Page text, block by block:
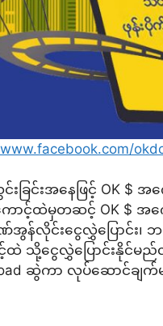
ခြင်းအနေဖြင့် OK $
ာင့်ထဲမှတဆင့် OK $ အက
န်လိုင်းငွေလွှဲပြောင်း၊ ဘ
ထဲ သို့ငွေလွှဲပြောင်းနိုင်မ
ဆွဲကာ လုပ်ဆောင်ခ